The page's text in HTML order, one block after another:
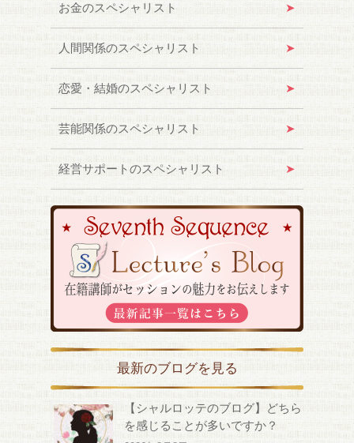
お金のスペシャリスト
人間関係のスペシャリスト
恋愛・結婚のスペシャリスト
芸能関係のスペシャリスト
経営サポートのスペシャリスト
最新のブログを見る
【シャルロッテのブログ】どちら
を感じることが多いですか？